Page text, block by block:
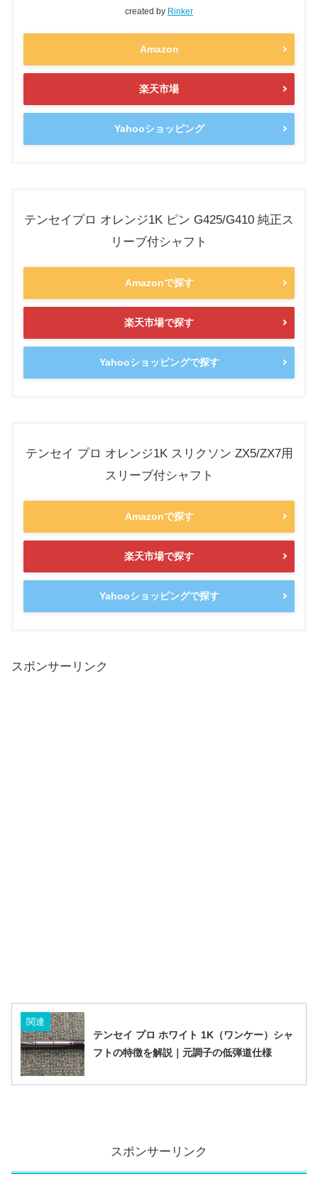
created by Rinker
Amazon
楽天市場
Yahooショッピング
テンセイプロ オレンジ1K ピン G425/G410 純正ス
リーブ付シャフト
Amazonで探す
楽天市場で探す
Yahooショッピングで探す
テンセイ プロ オレンジ1K スリクソン ZX5/ZX7用
スリーブ付シャフト
Amazonで探す
楽天市場で探す
Yahooショッピングで探す
スポンサーリンク
関連
テンセイ プロ ホワイト 1K（ワンケー）シャ
フトの特徴を解説｜元調子の低弾道仕様
スポンサーリンク